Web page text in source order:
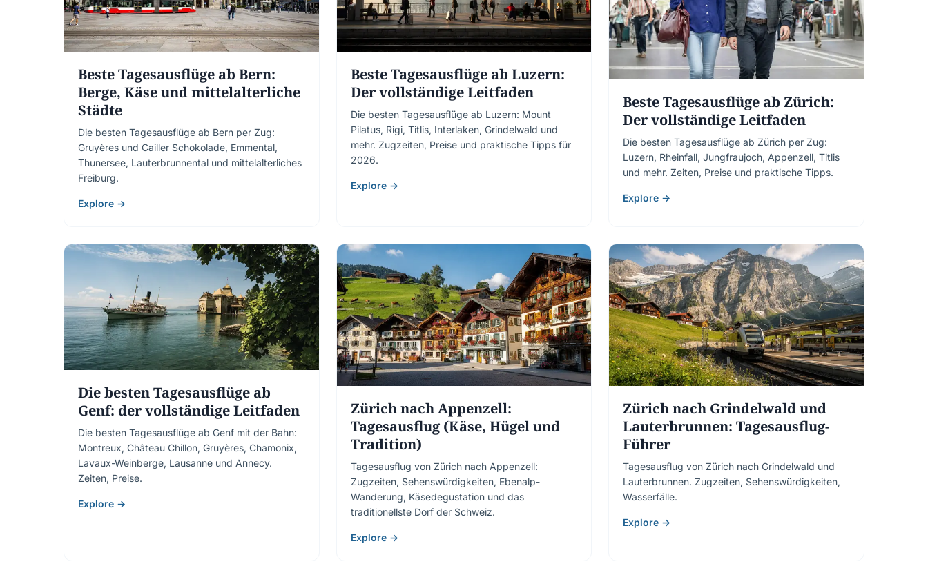
Beste Tagesausflüge ab Bern:
Berge, Käse und mittelalterliche
Städte
Die besten Tagesausflüge ab Bern per Zug:
Gruyères und Cailler Schokolade, Emmental,
Thunersee, Lauterbrunnental und mittelalterliches
Freiburg.
Explore →
Beste Tagesausflüge ab Luzern:
Der vollständige Leitfaden
Die besten Tagesausflüge ab Luzern: Mount
Pilatus, Rigi, Titlis, Interlaken, Grindelwald und
mehr. Zugzeiten, Preise und praktische Tipps für
2026.
Explore →
Beste Tagesausflüge ab Zürich:
Der vollständige Leitfaden
Die besten Tagesausflüge ab Zürich per Zug:
Luzern, Rheinfall, Jungfraujoch, Appenzell, Titlis
und mehr. Zeiten, Preise und praktische Tipps.
Explore →
Die besten Tagesausflüge ab
Genf: der vollständige Leitfaden
Die besten Tagesausflüge ab Genf mit der Bahn:
Montreux, Château Chillon, Gruyères, Chamonix,
Lavaux-Weinberge, Lausanne und Annecy.
Zeiten, Preise.
Explore →
Zürich nach Appenzell:
Tagesausflug (Käse, Hügel und
Tradition)
Tagesausflug von Zürich nach Appenzell:
Zugzeiten, Sehenswürdigkeiten, Ebenalp-
Wanderung, Käsedegustation und das
traditionellste Dorf der Schweiz.
Explore →
Zürich nach Grindelwald und
Lauterbrunnen: Tagesausflug-
Führer
Tagesausflug von Zürich nach Grindelwald und
Lauterbrunnen. Zugzeiten, Sehenswürdigkeiten,
Wasserfälle.
Explore →